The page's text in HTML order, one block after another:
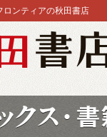
ロンティアの秋田書店